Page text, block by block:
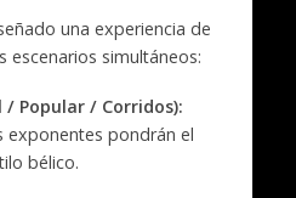
una experiencia de
simultáneos:
/ Popular / Corridos):
exponentes pondrán el
bélico.